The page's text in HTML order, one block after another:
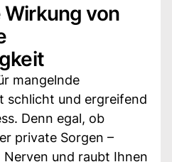
Wirkung von
mangelnde
schlicht und ergreifend
Denn egal, ob
private Sorgen –
und raubt Ihnen